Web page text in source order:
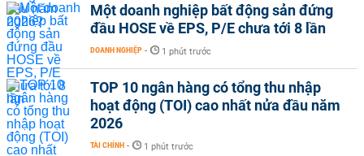
Một doanh nghiệp bất động sản đứng
đầu HOSE về EPS, P/E chưa tới 8 lần
DOANH NGHIỆP - 1 phút trước
TOP 10 ngân hàng có tổng thu nhập
hoạt động (TOI) cao nhất nửa đầu năm
2026
TÀI CHÍNH - 1 phút trước